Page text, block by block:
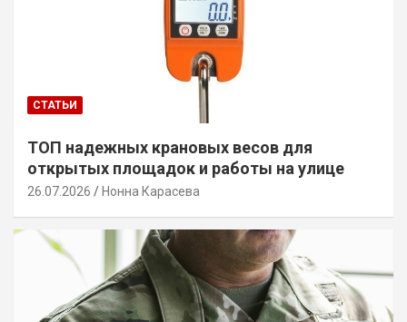
СТАТЬИ
ТОП надежных крановых весов для
открытых площадок и работы на улице
26.07.2026 Нонна Карасева